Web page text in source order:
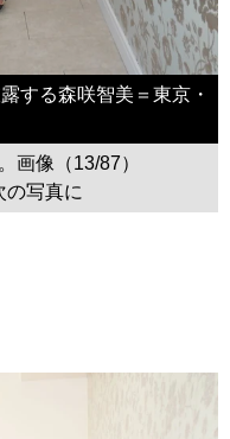
する森咲智美＝東京・
画像（13/87）
の写真に